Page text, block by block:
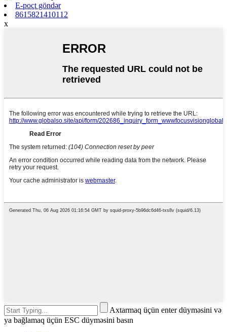
E-poçt göndər
8615821410112
x
Axtarmaq üçün enter düyməsini və
ya bağlamaq üçün ESC düyməsini basın